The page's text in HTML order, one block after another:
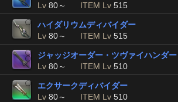
Lv 80～ ITEM Lv 515
ハイダリウムディバイダー
Lv 80～ ITEM Lv 515
ジャッジオーダー・ツヴァイハンダー
Lv 80～ ITEM Lv 510
エクサークディバイダー
Lv 80～ ITEM Lv 510